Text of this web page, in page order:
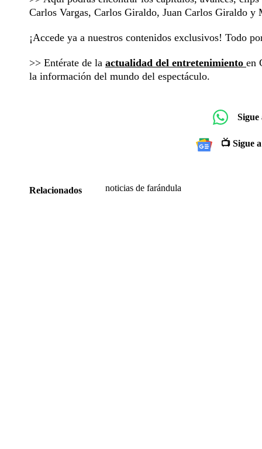
Carlos Vargas, Carlos Giraldo, Juan Carlos Giraldo y
¡Accede ya a nuestros contenidos exclusivos! Todo
>> Entérate de la actualidad del entretenimiento en
la información del mundo del espectáculo.
📺 Sigue
Relacionados noticias de farándula